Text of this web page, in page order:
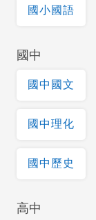
國小國語
國中
國中國文
國中理化
國中歷史
高中